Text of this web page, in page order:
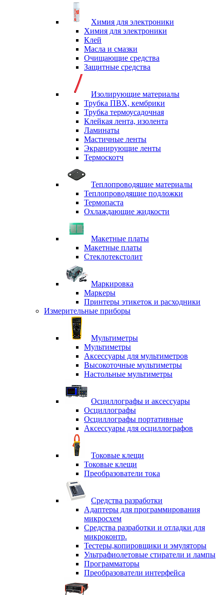
Химия для электроники
Химия для электроники
Клей
Масла и смазки
Очищающие средства
Защитные средства
Изолирующие материалы
Трубка ПВХ, кембрики
Трубка термоусадочная
Клейкая лента, изолента
Ламинаты
Мастичные ленты
Экранирующие ленты
Термоскотч
Теплопроводящие материалы
Теплопроводящие подложки
Термопаста
Охлаждающие жидкости
Макетные платы
Макетные платы
Стеклотекстолит
Маркировка
Маркеры
Принтеры этикеток и расходники
Измерительные приборы
Мультиметры
Мультиметры
Аксессуары для мультиметров
Высокоточные мультиметры
Настольные мультиметры
Осциллографы и аксессуары
Осциллографы
Осциллографы портативные
Аксессуары для осциллографов
Токовые клещи
Токовые клещи
Преобразователи тока
Средства разработки
Адаптеры для программирования
микросхем
Средства разработки и отладки для
микроконтр.
Тестеры,копировщики и эмуляторы
Ультрафиолетовые стиратели и лампы
Программаторы
Преобразователи интерфейса